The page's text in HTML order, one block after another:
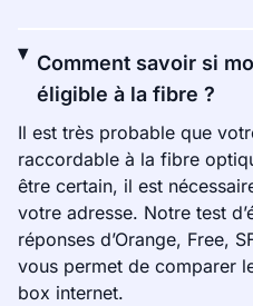
Comment savoir si
éligible à la fibre ?
Il est très probable que
raccordable à la fibre
être certain, il est
votre adresse. Notre test
réponses d’Orange, Free,
vous permet de comparer
box internet.